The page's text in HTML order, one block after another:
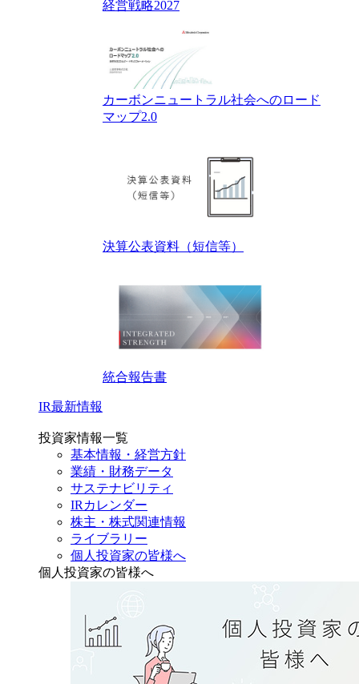
経営戦略2027
カーボンニュートラル社会へのロード
マップ2.0
決算公表資料（短信等）
統合報告書
IR最新情報
投資家情報一覧
基本情報・経営方針
業績・財務データ
サステナビリティ
IRカレンダー
株主・株式関連情報
ライブラリー
個人投資家の皆様へ
個人投資家の皆様へ